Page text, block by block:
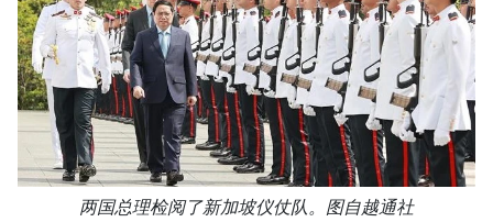
两国总理检阅了新加坡仪仗队。图自越通社